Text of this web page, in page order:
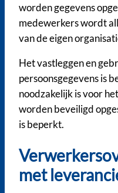
worden gegevens
medewerkers wordt
van de eigen
Het vastleggen en
persoonsgegevens is
noodzakelijk is voor
worden beveiligd
is beperkt.
met